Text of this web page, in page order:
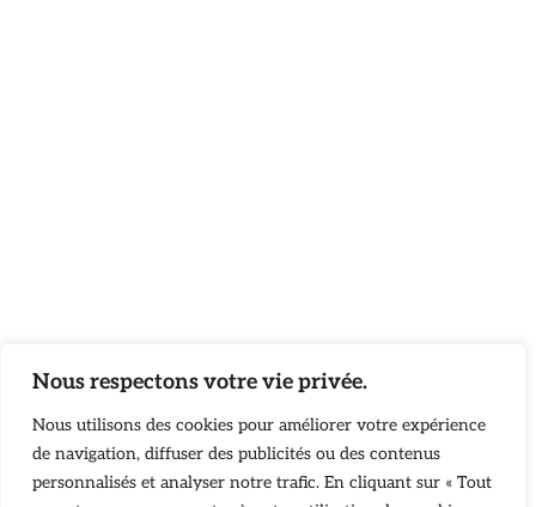
Nous respectons votre vie privée.
Nous utilisons des cookies pour améliorer votre expérience
de navigation, diffuser des publicités ou des contenus
personnalisés et analyser notre trafic. En cliquant sur « Tout